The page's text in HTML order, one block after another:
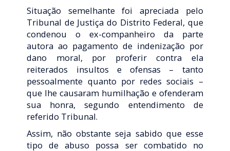
Situação semelhante foi apreciada pelo
Tribunal de Justiça do Distrito Federal, que
condenou o ex-companheiro da parte
autora ao pagamento de indenização por
dano moral, por proferir contra ela
reiterados insultos e ofensas – tanto
pessoalmente quanto por redes sociais –
que lhe causaram humilhação e ofenderam
sua honra, segundo entendimento de
referido Tribunal.
Assim, não obstante seja sabido que esse
tipo de abuso possa ser combatido no